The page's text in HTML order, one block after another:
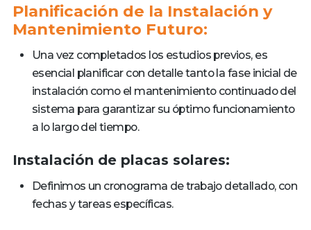
Planificación de la Instalación y
Mantenimiento Futuro:
Una vez completados los estudios previos, es
esencial planificar con detalle tanto la fase inicial de
instalación como el mantenimiento continuado del
sistema para garantizar su óptimo funcionamiento
a lo largo del tiempo.
Instalación de placas solares:
Definimos un cronograma de trabajo detallado, con
fechas y tareas específicas.